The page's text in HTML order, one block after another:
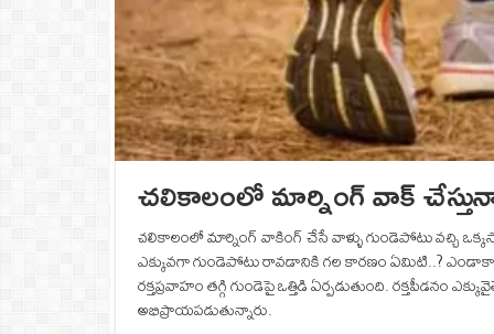
చలికాలంలో మార్నింగ్ వాక్
చలికాలంలో మార్నింగ్ వాకింగ్ చేసే వాళ్ళు గుండెపోటు వచ్చి
ఎక్కువగా గుండెపోటు రావడానికి గల కారణం ఏమిటి..?
రక్తప్రవాహం తగ్గి గుండెపై ఒత్తిడి ఏర్పడుతుంది. రక్తపీడనం
అభిప్రాయపడుతున్నారు.